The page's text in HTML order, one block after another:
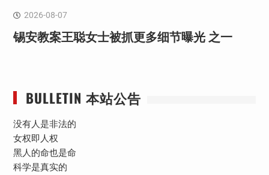
2026-08-07
锡安教案王聪女士被抓更多细节曝光 之一
BULLETIN 本站公告
没有人是非法的
女权即人权
黑人的命也是命
科学是真实的